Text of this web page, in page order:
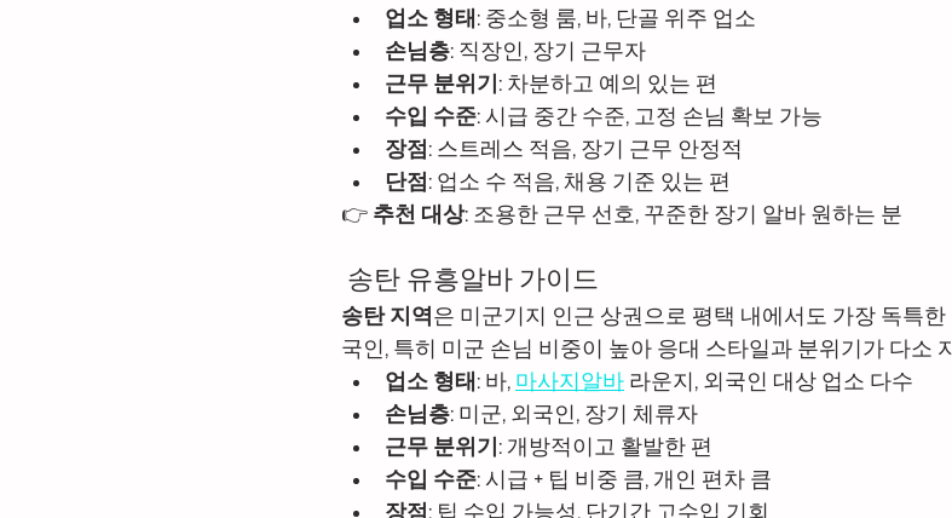
업소 형태 : 중소형 룸, 바, 단골 위주 업소
손님층: 직장인, 장기 근무자
근무 분위기 : 차분하고 예의 있는 편
수입 수준: 시급 중간 수준, 고정 손님 확보 가능
장점 : 스트레스 적음, 장기 근무 안정적
단점 : 업소 수 적음, 채용 기준 있는 편
👉 추천 대상: 조용한 근무 선호, 꾸준한 장기 알바 원하는 분
송탄 유흥알바 가이드
송탄 지역 은 미군기지 인근 상권으로 평택 내에서도 가장 독특한
국인, 특히 미군 손님 비중이 높아 응대 스타일과 분위기가 다소
업소 형태 : 바, 마사지알바 라운지, 외국인 대상 업소 다수
손님층: 미군, 외국인, 장기 체류자
근무 분위기 : 개방적이고 활발한 편
수입 수준: 시급 + 팁 비중 큼, 개인 편차 큼
장점 : 팁 수입 가능성, 단기간 고수입 기회